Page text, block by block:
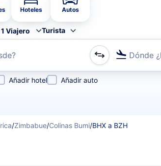
Hoteles Autos
1 Viajero Turista
Dónde
aerolínea, por ciudad o aeropuerto o por
Añadir hotel Añadir auto
/Zimbabue/Colinas Bumi/BHX a BZH